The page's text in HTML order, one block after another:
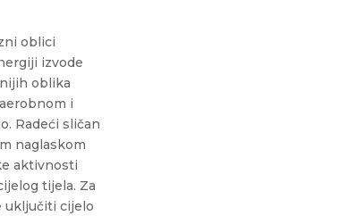
oblici
izvode
oblika
i
Radeći sličan
naglaskom
aktivnosti
tijela. Za
uključiti cijelo